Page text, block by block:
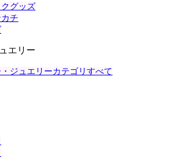
グッズ
チ
エリー
ジュエリーカテゴリすべて